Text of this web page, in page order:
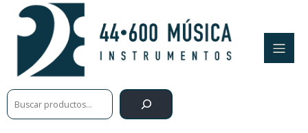
Buscar